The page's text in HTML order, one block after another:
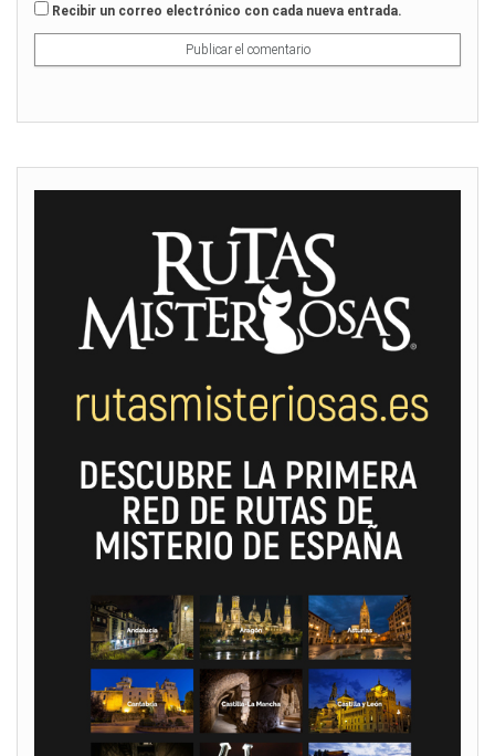
Recibir un correo electrónico con cada nueva entrada.